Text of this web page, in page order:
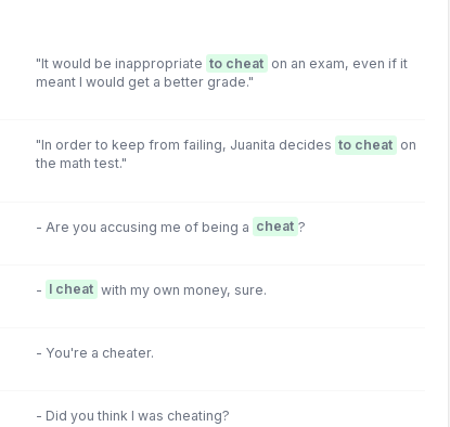
"It would be inappropriate to cheat on an exam, even if it
meant I would get a better grade."
"In order to keep from failing, Juanita decides to cheat on
the math test."
- Are you accusing me of being a cheat ?
- I cheat with my own money, sure.
- You're a cheater.
- Did you think I was cheating?